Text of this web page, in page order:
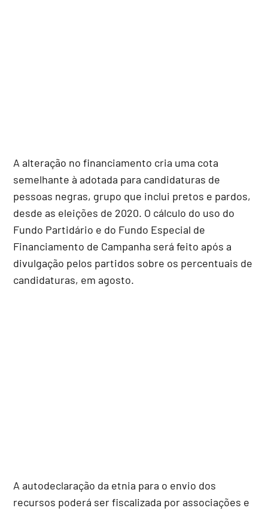
A alteração no financiamento cria uma cota
semelhante à adotada para candidaturas de
pessoas negras, grupo que inclui pretos e pardos,
desde as eleições de 2020. O cálculo do uso do
Fundo Partidário e do Fundo Especial de
Financiamento de Campanha será feito após a
divulgação pelos partidos sobre os percentuais de
candidaturas, em agosto.
A autodeclaração da etnia para o envio dos
recursos poderá ser fiscalizada por associações e